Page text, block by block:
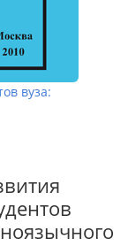
вуза: